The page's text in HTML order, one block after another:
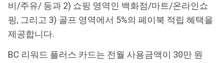
비/주유/ 등과 2) 쇼핑 영역인 백화점/마트/온라인쇼
핑, 그리고 3) 골프 영역에서 5%의 페이북 적립 혜택을
제공합니다.
BC 리워드 플러스 카드는 전월 사용금액이 30만 원